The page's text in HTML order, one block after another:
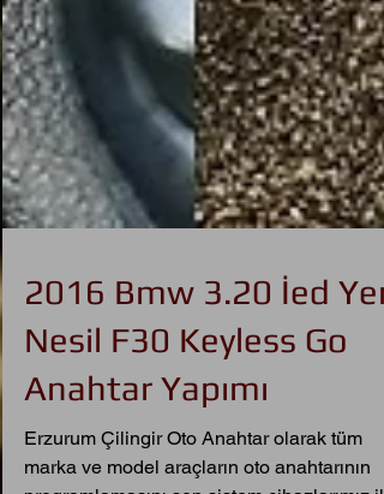
2016 Bmw 3.20 İed
Nesil F30 Keyless Go
Anahtar Yapımı
Erzurum Çilingir Oto Anahtar olarak tüm